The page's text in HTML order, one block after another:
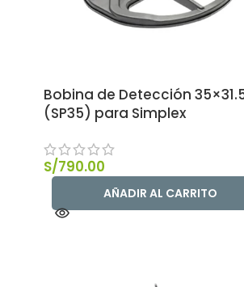
Bobina de Detección
(SP35) para Simplex
S/790.00
AÑADIR AL CARRITO